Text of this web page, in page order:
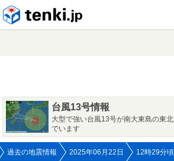
台風13号情報
大型で強い台風13号が南大東島の東
でいます
過去の地震情報 2025年06月22日 12時29分